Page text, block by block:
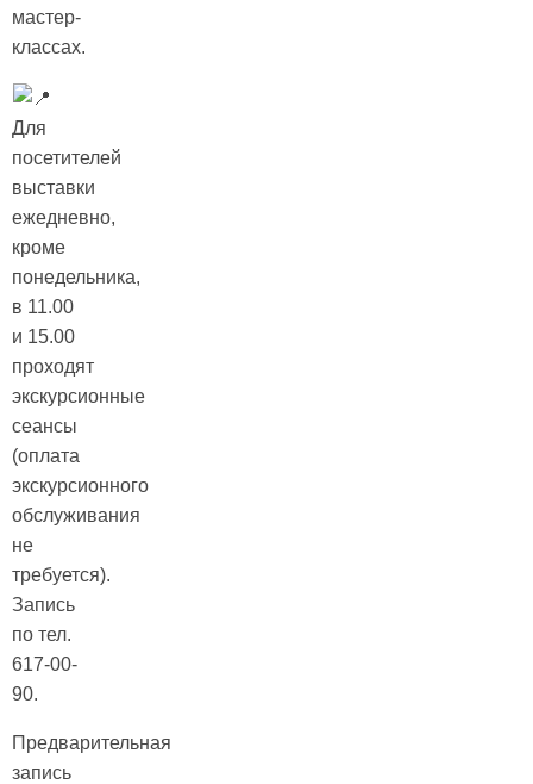
мастер-
классах.
Для
посетителей
выставки
ежедневно,
кроме
понедельника,
в 11.00
и 15.00
проходят
экскурсионные
сеансы
(оплата
экскурсионного
обслуживания
не
требуется).
Запись
по тел.
617-00-
90.
Предварительная
запись